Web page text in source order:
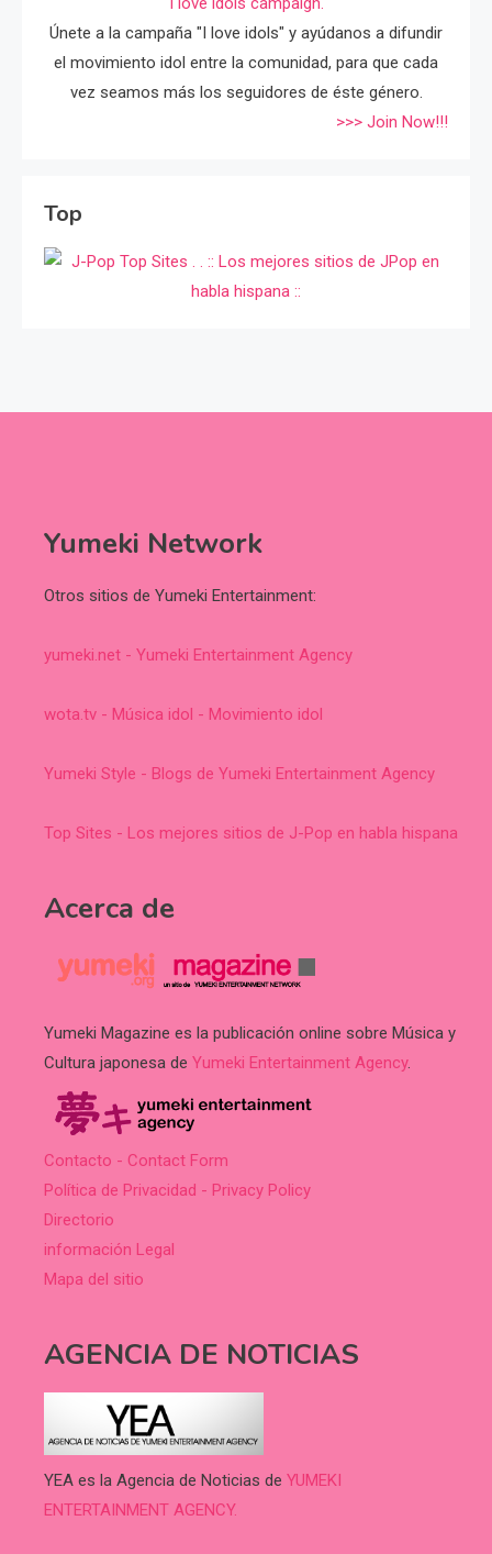
Únete a la campaña "I love idols" y ayúdanos a difundir
el movimiento idol entre la comunidad, para que cada
vez seamos más los seguidores de éste género.
>>> Join Now!!!
Top
Yumeki Network
Otros sitios de Yumeki Entertainment:
yumeki.net - Yumeki Entertainment Agency
wota.tv - Música idol - Movimiento idol
Yumeki Style - Blogs de Yumeki Entertainment Agency
Top Sites - Los mejores sitios de J-Pop en habla hispana
Acerca de
Yumeki Magazine es la publicación online sobre Música y
Cultura japonesa de Yumeki Entertainment Agency.
Contacto - Contact Form
Política de Privacidad - Privacy Policy
Directorio
información Legal
Mapa del sitio
AGENCIA DE NOTICIAS
YEA es la Agencia de Noticias de YUMEKI
ENTERTAINMENT AGENCY.